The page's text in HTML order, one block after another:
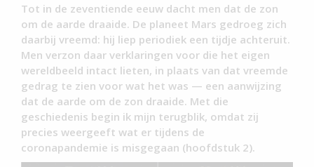
Tot in de zeventiende eeuw dacht men dat de zon
om de aarde draaide. De planeet Mars gedroeg zich
daarbij vreemd: hij liep periodiek een tijdje achteruit.
Men verzon daar verklaringen voor die het eigen
wereldbeeld intact lieten, in plaats van dat vreemde
gedrag te zien voor wat het was — een aanwijzing
dat de aarde om de zon draaide. Met die
geschiedenis begin ik mijn terugblik, omdat zij
precies weergeeft wat er tijdens de
coronapandemie is misgegaan (hoofdstuk 2).